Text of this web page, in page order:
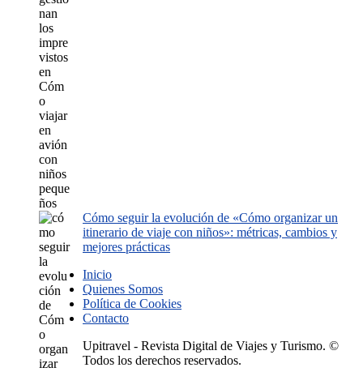
Cómo seguir la evolución de «Cómo organizar un
itinerario de viaje con niños»: métricas, cambios y
mejores prácticas
Inicio
Quienes Somos
Política de Cookies
Contacto
Upitravel - Revista Digital de Viajes y Turismo. ©
Todos los derechos reservados.